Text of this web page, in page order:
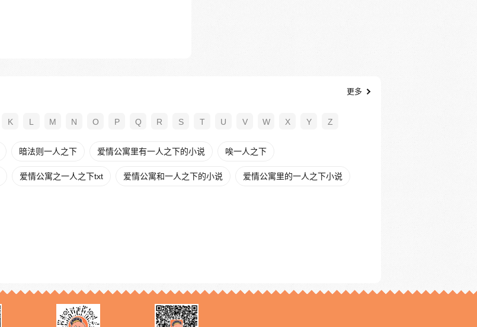
更多
K L M N O P Q R S T U V W X Y Z
暗法则一人之下 爱情公寓里有一人之下的小说 唉一人之下
爱情公寓之一人之下txt 爱情公寓和一人之下的小说 爱情公寓里的一人之下小说